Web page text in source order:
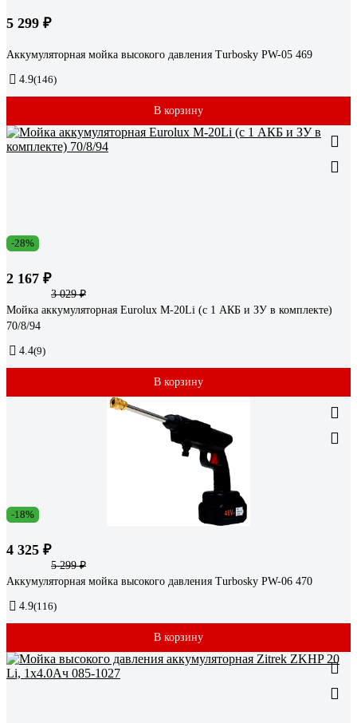
5 299 ₽
Аккумуляторная мойка высокого давления Turbosky PW-05 469
4.9(146)
В корзину
-28%
2 167 ₽
3 029 ₽
Мойка аккумуляторная Eurolux M-20Li (с 1 АКБ и ЗУ в комплекте)
70/8/94
4.4(9)
В корзину
-18%
4 325 ₽
5 299 ₽
Аккумуляторная мойка высокого давления Turbosky PW-06 470
4.9(116)
В корзину